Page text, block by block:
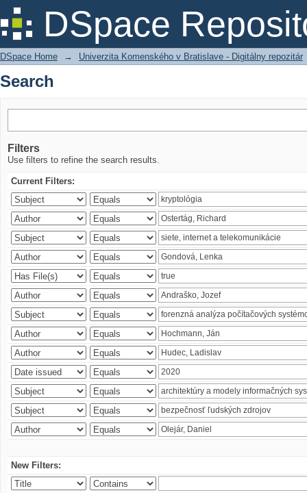
DSpace
Search
DSpace Home → Univerzita Komenského v Bratislave - Digitálny repozitár
Search
Filters
Use filters to refine the search results.
Current Filters:
New Filters: